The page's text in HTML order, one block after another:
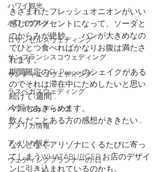
ハワイ観光
ハワイグルメ
ロサンゼルスウェディング
サンフランシスコウェディング
サンディエゴウェディング
ラスベガスウェディング
ハワイウェディング
アメリカ情報
アメリカ観光
ウェディングプランナーの1日
きざまれたフレッシュオニオンがいい
感じのアクセントになって、ソーダと
のからみが絶妙。　バンが大きめなの
でひとつ食べればかなりお腹は満たさ
れます。
期間限定のDr Pepperのシェイクがある
のでそれは滞在中にためしたいと思い
続けて1週間…
今回もあきらめます。
飲んだことある方の感想がききたい…
なんとなくアリゾナにくるたびに寄っ
てしまうWHATABURGER お店のデザイ
ンに引き込まれているのかも。